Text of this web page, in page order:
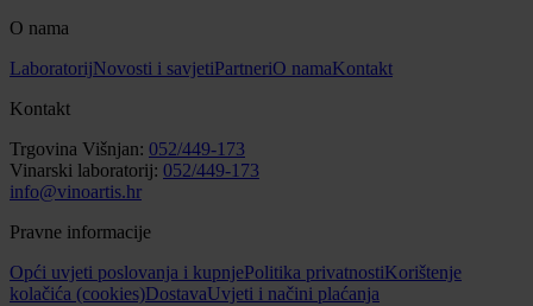
O nama
LaboratorijNovosti i savjetiPartneriO namaKontakt
Kontakt
Trgovina Višnjan: 052/449-173
Vinarski laboratorij: 052/449-173
info@vinoartis.hr
Pravne informacije
Opći uvjeti poslovanja i kupnjePolitika privatnostiKorištenje
kolačića (cookies)DostavaUvjeti i načini plaćanja